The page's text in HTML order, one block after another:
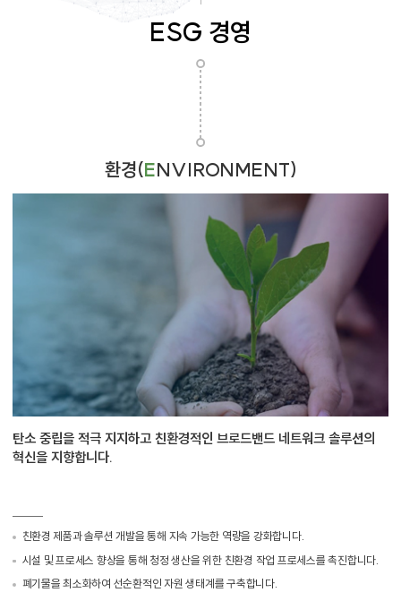
ESG 경영
환경(ENVIRONMENT)
탄소 중립을 적극 지지하고 친환경적인 브로드밴드 네트워크 솔루션의
혁신을 지향합니다.
친환경 제품과 솔루션 개발을 통해 지속 가능한 역량을 강화합니다.
시설 및 프로세스 향상을 통해 청정 생산을 위한 친환경 작업 프로세스를 촉진합니다.
폐기물을 최소화하여 선순환적인 자원 생태계를 구축합니다.